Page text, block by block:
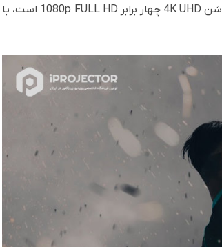
4K UHD چهار برابر FULL HD 1080p است، با